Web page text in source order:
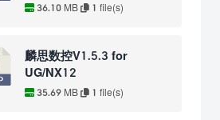
36.10 MB 1 file(s)
麟思数控V1.5.3 for
UG/NX12
35.69 MB 1 file(s)